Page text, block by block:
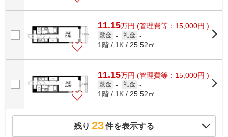
11.15万円 (管理費等：15,000円 )
敷金 - 礼金 -
1階 / 1K / 25.52㎡
11.15万円 (管理費等：15,000円 )
敷金 - 礼金 -
1階 / 1K / 25.52㎡
残り 23件を表示する